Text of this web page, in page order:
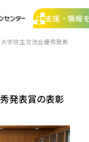
支援・情報
学院生交流会優秀発表
発表賞の表彰